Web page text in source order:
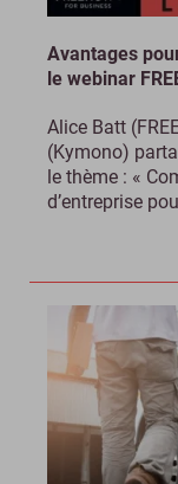
Avantages
le webinar
Alice Batt
(Kymono)
le thème : «
d’entreprise